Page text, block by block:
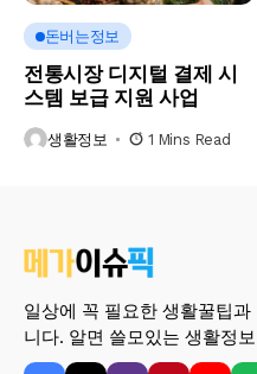
돈버는정보
전통시장 디지털 결제 시
스템 보급 지원 사업
생활정보 1 Mins Read
일상에 꼭 필요한 생활꿀팁
니다. 알면 쓸모있는 생활정